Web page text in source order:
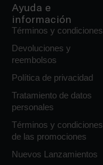
Ayuda e
información
Términos y condiciones
Devoluciones y
reembolsos
Política de privacidad
Tratamiento de datos
personales
Términos y condiciones
de las promociones
Nuevos Lanzamientos